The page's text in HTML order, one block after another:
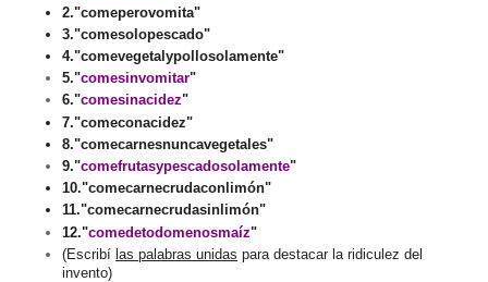
2."comeperovomita"
3."comesolopescado"
4."comevegetalypollosolamente"
5."comesinvomitar"
6."comesinacidez"
7."comeconacidez"
8."comecarnesnuncavegetales"
9."comefrutasypescadosolamente"
10."comecarnecrudaconlimón"
11."comecarnecrudasinlimón"
12."comedetodomenosmaíz"
(Escribí las palabras unidas para destacar la ridiculez del
invento)